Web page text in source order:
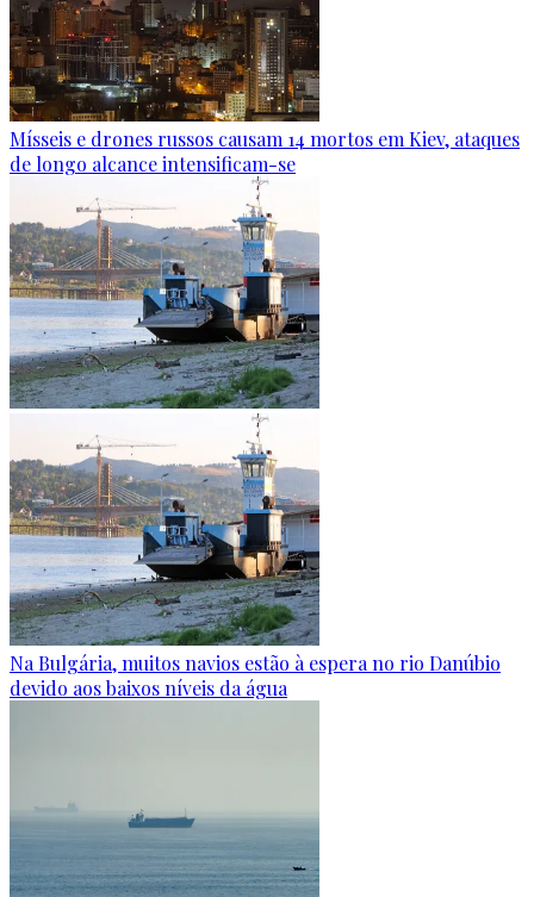
Mísseis e drones russos causam 14 mortos em Kiev, ataques
de longo alcance intensificam-se
Na Bulgária, muitos navios estão à espera no rio Danúbio
devido aos baixos níveis da água